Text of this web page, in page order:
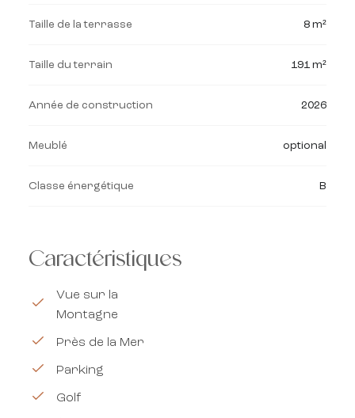
Taille de la terrasse 8 m²
Taille du terrain 191 m²
Année de construction 2026
Meublé optional
Classe énergétique B
Caractéristiques
Vue sur la
Montagne
Près de la Mer
Parking
Golf